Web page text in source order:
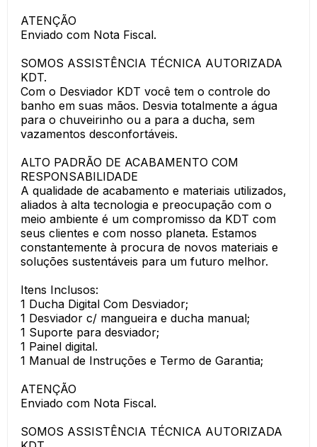
ATENÇÃO
Enviado com Nota Fiscal.
SOMOS ASSISTÊNCIA TÉCNICA AUTORIZADA
KDT.
Com o Desviador KDT você tem o controle do
banho em suas mãos. Desvia totalmente a água
para o chuveirinho ou a para a ducha, sem
vazamentos desconfortáveis.
ALTO PADRÃO DE ACABAMENTO COM
RESPONSABILIDADE
A qualidade de acabamento e materiais utilizados,
aliados à alta tecnologia e preocupação com o
meio ambiente é um compromisso da KDT com
seus clientes e com nosso planeta. Estamos
constantemente à procura de novos materiais e
soluções sustentáveis para um futuro melhor.
Itens Inclusos:
1 Ducha Digital Com Desviador;
1 Desviador c/ mangueira e ducha manual;
1 Suporte para desviador;
1 Painel digital.
1 Manual de Instruções e Termo de Garantia;
ATENÇÃO
Enviado com Nota Fiscal.
SOMOS ASSISTÊNCIA TÉCNICA AUTORIZADA